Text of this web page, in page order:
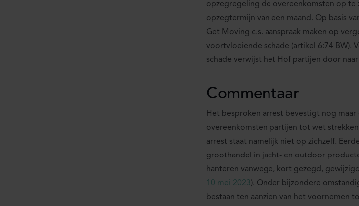
opzegregeling de overeenkomsten op te
opzegtermijn van een maand. Op basis
Get Moving c.s. aanspraak maken op
voortvloeiende schade (artikel 6:74 BW).
schade verwijst het Hof partijen door
Commentaar
Het besproken arrest bevestigt nog
overeenkomsten partijen tot wet strekken
arrest staat namelijk niet op zichzelf.
groothandel in jacht- en outdoor
hanteren vanwege, kort gezegd,
10 mei 2023). Onder bijzondere
bestaan ten aanzien van het voornemen